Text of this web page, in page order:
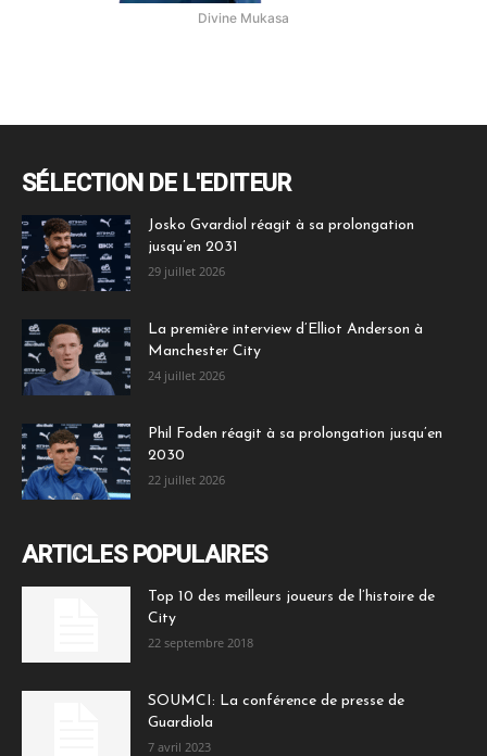
Divine Mukasa
SÉLECTION DE L'EDITEUR
Josko Gvardiol réagit à sa prolongation
jusqu’en 2031
29 juillet 2026
La première interview d’Elliot Anderson à
Manchester City
24 juillet 2026
Phil Foden réagit à sa prolongation jusqu’en
2030
22 juillet 2026
ARTICLES POPULAIRES
Top 10 des meilleurs joueurs de l’histoire de
City
22 septembre 2018
SOUMCI: La conférence de presse de
Guardiola
7 avril 2023